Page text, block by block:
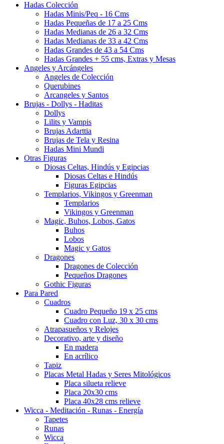
Hadas Colección
Hadas Minis/Peq - 16 Cms
Hadas Pequeñas de 17 a 25 Cms
Hadas Medianas de 26 a 32 Cms
Hadas Medianas de 33 a 42 Cms
Hadas Grandes de 43 a 54 Cms
Hadas Grandes + 55 cms, Extras y Mesas
Angeles y Arcángeles
Angeles de Colección
Querubines
Arcangeles y Santos
Brujas - Dollys - Haditas
Dollys
Lilits y Vampis
Brujas Adarttia
Brujas de Tela y Resina
Hadas Mini Mundi
Otras Figuras
Diosas Celtas, Hindús y Egipcias
Diosas Celtas e Hindús
Figuras Egipcias
Templarios, Vikingos y Greenman
Templarios
Vikingos y Greenman
Magic, Buhos, Lobos, Gatos
Buhos
Lobos
Magic y Gatos
Dragones
Dragones de Colección
Pequeños Dragones
Gothic Figuras
Para Pared
Cuadros
Cuadro Pequeño 19 x 25 cms
Cuadro con Luz, 30 x 30 cms
Atrapasueños y Relojes
Decorativo, arte y diseño
En madera
En acrílico
Tapiz
Placas Metal Hadas y Seres Mitológicos
Placa silueta relieve
Placa 20x30 cms
Placa 40x28 cms relieve
Wicca - Meditación - Runas - Energía
Tapetes
Runas
Wicca